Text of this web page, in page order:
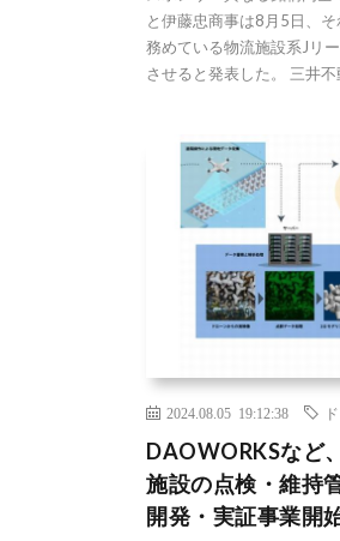
と伊藤忠商事は8月5日、
務めている物流施設系Jリ
させると発表した。 三井
2024.08.05 19:12:38
DAOWORKSなど
施設の点検・維持
開発・実証事業開